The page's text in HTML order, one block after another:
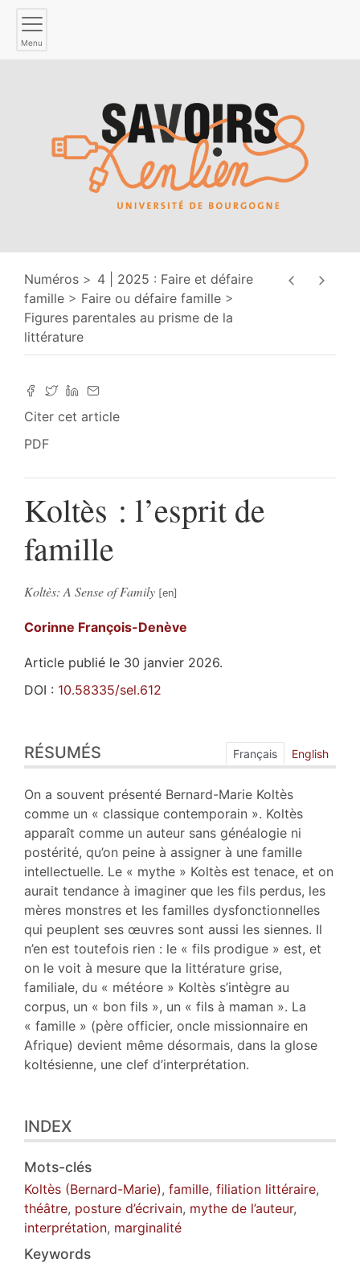
Menu
Numéros
4 | 2025 : Faire et défaire
famille
Faire ou défaire famille
Figures parentales au prisme de la
littérature
Citer cet article
PDF
Koltès : l’esprit de
famille
Koltès: A Sense of Family
Corinne François-Denève
Article publié le 30 janvier 2026.
DOI : 10.58335/sel.612
Index
Texte
Bibliographie
Notes
Citer cet article
Auteur
RÉSUMÉS Français English
On a souvent présenté Bernard-Marie Koltès
comme un « classique contemporain ». Koltès
apparaît comme un auteur sans généalogie ni
postérité, qu’on peine à assigner à une famille
intellectuelle. Le « mythe » Koltès est tenace, et on
aurait tendance à imaginer que les fils perdus, les
mères monstres et les familles dysfonctionnelles
qui peuplent ses œuvres sont aussi les siennes. Il
n’en est toutefois rien : le « fils prodigue » est, et
on le voit à mesure que la littérature grise,
familiale, du « météore » Koltès s’intègre au
corpus, un « bon fils », un « fils à maman ». La
« famille » (père officier, oncle missionnaire en
Afrique) devient même désormais, dans la glose
koltésienne, une clef d’interprétation.
INDEX
Mots-clés
Koltès (Bernard-Marie), famille, filiation littéraire,
théâtre, posture d’écrivain, mythe de l’auteur,
interprétation, marginalité
Keywords